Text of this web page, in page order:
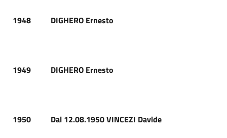
1948 DIGHERO Ernesto
1949 DIGHERO Ernesto
1950 Dal 12.08.1950 VINCEZI Davide